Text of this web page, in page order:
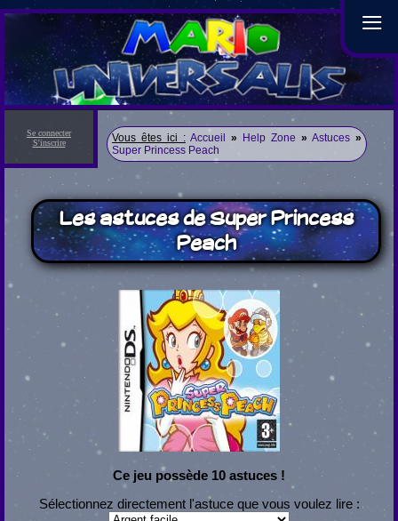
≡
Se connecter
S'inscrire
Vous êtes ici : Accueil » Help Zone » Astuces »
Super Princess Peach
Les astuces de Super Princess
Peach
Ce jeu possède 10 astuces !
Sélectionnez directement l'astuce que vous voulez lire :